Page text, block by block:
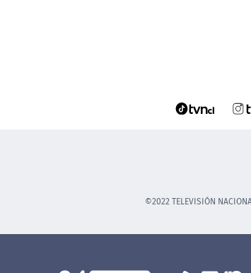
©2022 TELEVISIÓN